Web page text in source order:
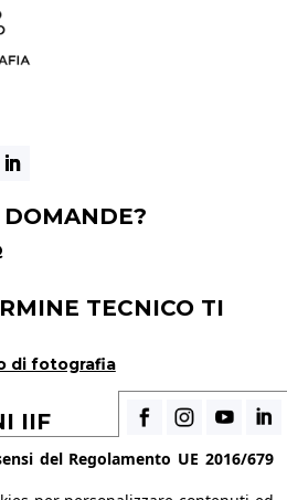
TECNICO TI
di fotografia
IIF
uno studente di IIF
del Regolamento UE 2016/679